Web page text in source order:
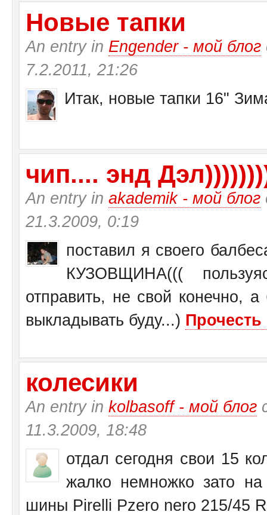
Новые тапки
An entry in Engender - мой блог
7.2.2011, 21:26
Итак, новые тапки 16"
чип.... энд
An entry in akademik - мой блог
21.3.2009, 0:19
поставил я своего
КУЗОВЩИНА(((
отправить, не свой конечно,
выкладывать буду...)
колесики
An entry in kolbasoff - мой блог
11.3.2009, 18:48
отдал сегодня свои 15
жалко немножко зато
шины Pirelli Pzero nero 215/45